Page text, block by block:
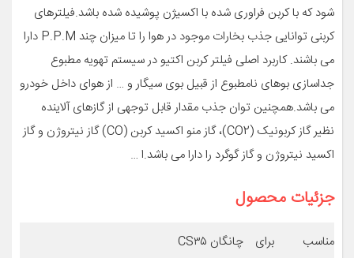
شود که با کربن فراوری شده با اکسیژن پوشیده شده باشد.فیلترهای
کربنی توانایی جذب بخارات موجود در هوا را تا میزان چند P.P.M دارا
می باشند. کاربرد اصلی فیلتر کربن اکتیو در سیستم تهویه مطبوع
جداسازی بوهای نامطبوع از قبیل بوی سیگار و … از هوای داخل خودرو
می باشد.همچنین توان جذب مقدار قابل توجهی از گازهای آلاینده
نظیر گاز کربونیک (CO2)، گاز منو اکسید کربن (CO) گاز نیتروژن و گاز
اکسید نیتروژن و گاز گوگرد را دارا می باشد.ا …
جزئیات محصول
مناسب برای
چانگان CS۳۵